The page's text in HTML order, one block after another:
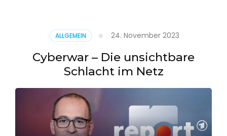
ALLGEMEIN 24. November 2023
Cyberwar – Die unsichtbare
Schlacht im Netz